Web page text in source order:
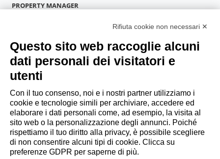
PROPERTY MANAGER
OSPITI
Prenota un soggiorno
Soggiorni lunghi
Esperienze per gli ospiti
Sconti per gli ospiti
Convenzioni per Aziende
booking@italianway.house
+390286882952
Rifiuta cookie non necessari ✕
Questo sito web raccoglie alcuni
dati personali dei visitatori e
utenti
Con il tuo consenso, noi e i nostri partner utilizziamo i
cookie e tecnologie simili per archiviare, accedere ed
elaborare i dati personali come, ad esempio, la visita al
sito web o la personalizzazione degli annunci. Poiché
rispettiamo il tuo diritto alla privacy, è possibile scegliere
di non consentire alcuni tipi di cookie. Clicca su
preferenze GDPR per saperne di più.